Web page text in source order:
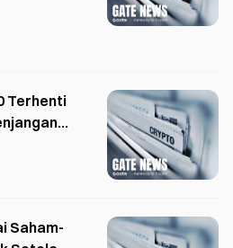
Terhenti
Saham-